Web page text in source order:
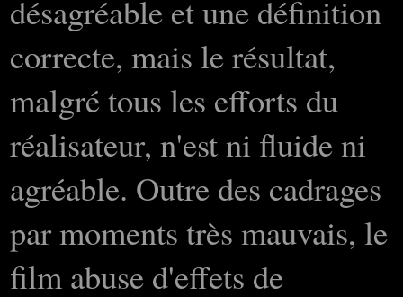
désagréable et une définition
correcte, mais le résultat,
malgré tous les efforts du
réalisateur, n'est ni fluide ni
agréable. Outre des cadrages
par moments très mauvais, le
film abuse d'effets de